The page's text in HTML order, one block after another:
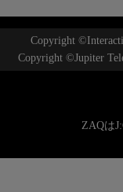
Copyright
Copyright ©Jupiter
ZAQは